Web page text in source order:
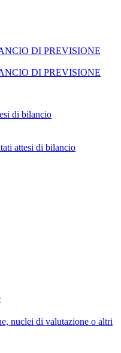
DI PREVISIONE
DI PREVISIONE
di bilancio
attesi di bilancio
nuclei di valutazione o altri